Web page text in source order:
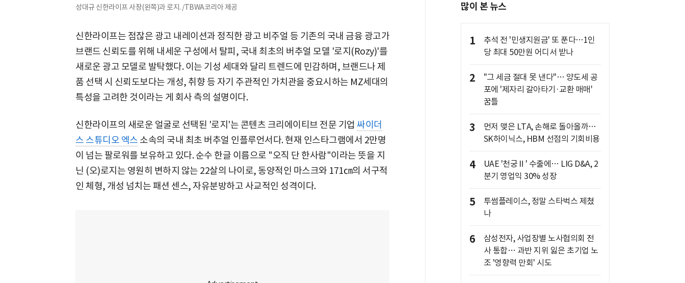
성대규 신한라이프 사장(왼쪽)과 로지. /TBWA코리아 제공
신한라이프는 점잖은 광고 내레이션과 정직한 광고 비주얼 등 기존의 국내 금융 광고가
브랜드 신뢰도를 위해 내세운 구성에서 탈피, 국내 최초의 버추얼 모델 '로지(Rozy)'를
새로운 광고 모델로 발탁했다. 이는 기성 세대와 달리 트렌드에 민감하며, 브랜드나 제
품 선택 시 신뢰도보다는 개성, 취향 등 자기 주관적인 가치관을 중요시하는 MZ세대의
특성을 고려한 것이라는 게 회사 측의 설명이다.
신한라이프의 새로운 얼굴로 선택된 '로지'는 콘텐츠 크리에이티브 전문 기업 싸이더
스 스튜디오 엑스 소속의 국내 최초 버추얼 인플루언서다. 현재 인스타그램에서 2만명
이 넘는 팔로워를 보유하고 있다. 순수 한글 이름으로 "오직 단 한사람"이라는 뜻을 지
닌 (오)로지는 영원히 변하지 않는 22살의 나이로, 동양적인 마스크와 171㎝의 서구적
인 체형, 개성 넘치는 패션 센스, 자유분방하고 사교적인 성격이다.
많이 본 뉴스
1
추석 전 '민생지원금' 또 푼다…1인
당 최대 50만원 어디서 받나
2
"그 세금 절대 못 낸다"… 양도세 공
포에 '제자리 갈아타기·교환 매매'
꿈틀
3
먼저 맺은 LTA, 손해로 돌아올까…
SK하이닉스, HBM 선점의 기회비용
4
UAE '천궁Ⅱ' 수출에… LIG D&A, 2
분기 영업익 30% 성장
5
투썸플레이스, 정말 스타벅스 제쳤
나
6
삼성전자, 사업장별 노사협의회 전
사 통합… 과반 지위 잃은 초기업 노
조 '영향력 만회' 시도